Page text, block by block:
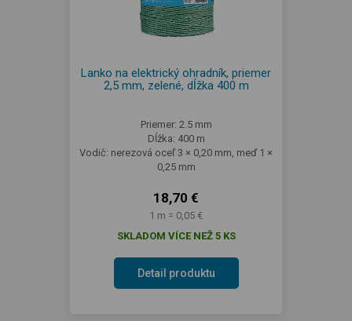
Lanko na elektrický ohradník, priemer
2,5 mm, zelené, dĺžka 400 m
Priemer: 2.5 mm
Dĺžka: 400 m
Vodič: nerezová oceľ 3 × 0,20 mm, meď 1 ×
0,25 mm
18,70 €
1 m = 0,05 €
SKLADOM VÍCE NEŽ 5 KS
Detail produktu